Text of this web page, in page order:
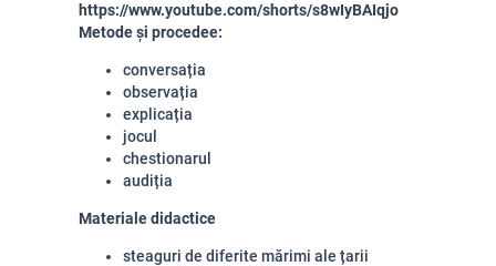
https://www.youtube.com/shorts/s8wIyBAIqjo
Metode și procedee:
conversația
observația
explicația
jocul
chestionarul
audiția
Materiale didactice
steaguri de diferite mărimi ale țarii